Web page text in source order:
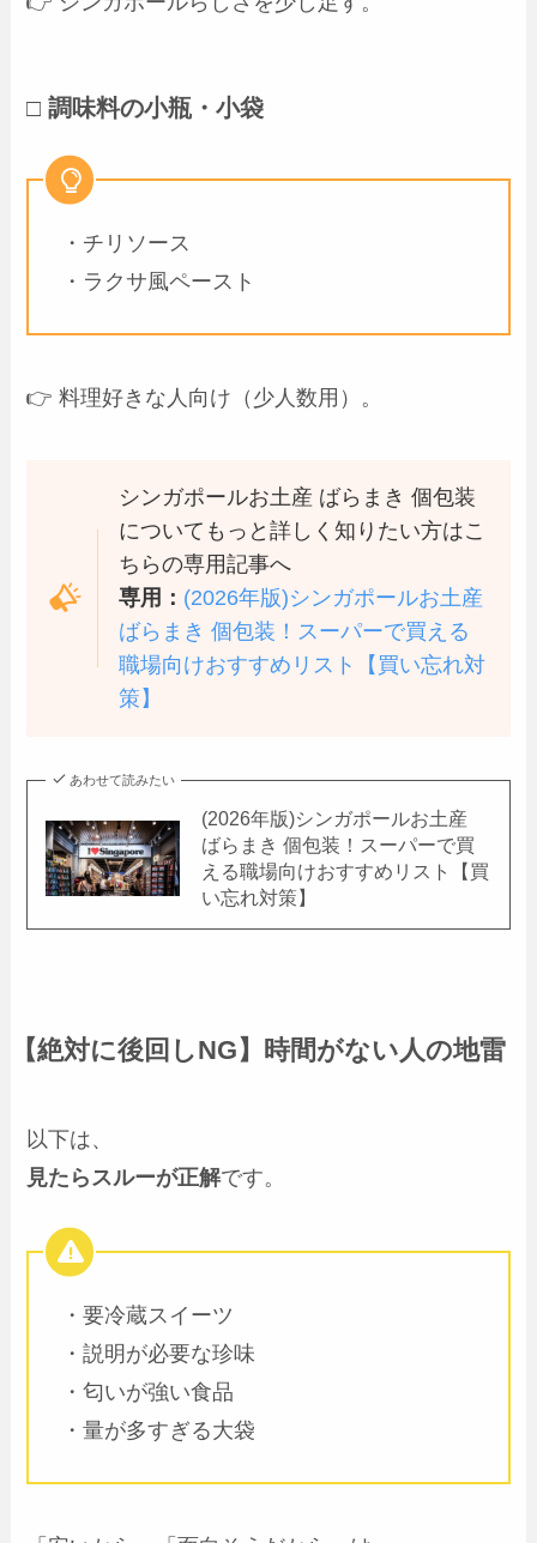
□ 調味料の小瓶・小袋
・チリソース
・ラクサ風ペースト
👉 料理好きな人向け（少人数用）。
シンガポールお土産 ばらまき 個包装
についてもっと詳しく知りたい方はこ
ちらの専用記事へ
専用： (2026年版)シンガポールお土産
ばらまき 個包装！スーパーで買える
職場向けおすすめリスト【買い忘れ対
策】
あわせて読みたい
(2026年版)シンガポールお土産
ばらまき 個包装！スーパーで買
える職場向けおすすめリスト【買
い忘れ対策】
【絶対に後回しNG】時間がない人の地雷
以下は、
見たらスルーが正解です。
・要冷蔵スイーツ
・説明が必要な珍味
・匂いが強い食品
・量が多すぎる大袋